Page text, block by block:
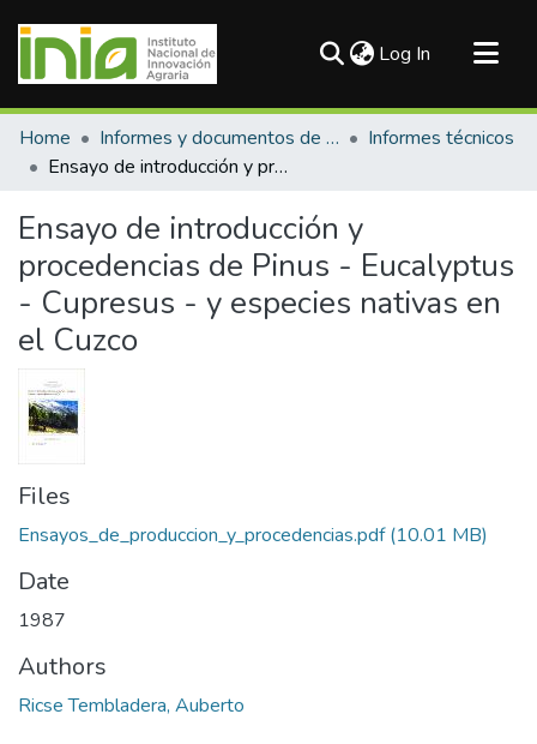
Log In (current)
Communities & Collections
All of DSpace
Home Informes y documentos de trabajo
Informes técnicos
Ensayo de introducción y procedencias de Pinus - Eucalyptus - Cupresus - y especies nativas en el Cuzco
Ensayo de introducción y
procedencias de Pinus - Eucalyptus
- Cupresus - y especies nativas en
el Cuzco
Files
Ensayos_de_produccion_y_procedencias.pdf(10.01 MB)
Date
1987
Authors
Ricse Tembladera, Auberto